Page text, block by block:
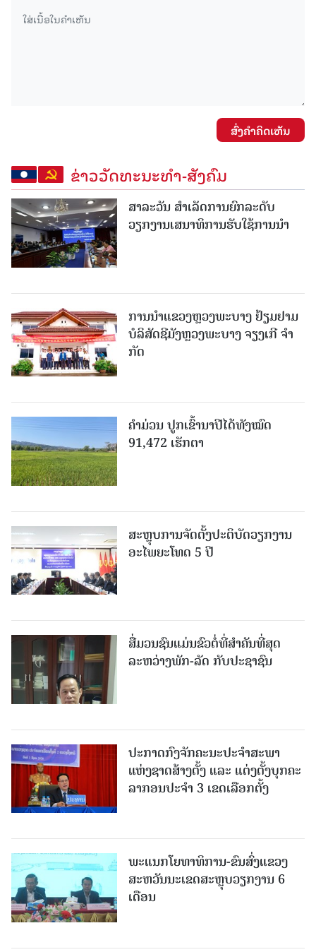
ສົ່ງຄໍາຄິດເຫັນ
ຂ່າວວັດທະນະທຳ-ສັງຄົມ
ສາລະວັນ ສໍາເລັດການຍົກລະດັບ
ວຽກງານເສນາທິການຮັບໃຊ້ການນໍາ
ການນຳແຂວງຫຼວງພະບາງ ຢ້ຽມ​ຢາມ
ບໍ​ລິ​ສັດຊີມັງຫຼວງພະບາງ ຈຽງເກີ ຈໍາ
ກັດ
ຄໍາມ່ວນ ປູກເຂົ້ານາປີໄດ້ທັງໝົດ
91,472 ເຮັກຕາ
ສະຫຼຸບການຈັດຕັ້ງປະຕິບັດວຽກງານ
ອະໄພຍະໂທດ 5 ປີ
ສື່ມວນຊົນແມ່ນຂົວຕໍ່ທີ່ສໍາຄັນທີ່ສຸດ
ລະຫວ່າງພັກ-ລັດ ກັບປະຊາຊົນ
ປະກາດກົງຈັກຄະນະປະຈໍາສະພາ
ແຫ່ງຊາດສ້າງຕັ້ງ ແລະ ແຕ່ງຕັ້ງບຸກຄະ
ລາກອນປະຈໍາ 3 ເຂດເລືອກຕັ້ງ
ພະແນກໂຍທາທິການ-ຂົນສົ່ງແຂວງ
ສະຫວັນນະເຂດສະຫຼຸບວຽກງານ 6
ເດືອນ